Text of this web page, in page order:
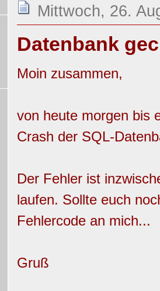
Mittwoch, 26.
Datenbank
Moin zusammen,
von heute morgen bis
Crash der SQL-
Der Fehler ist
laufen. Sollte euch
Fehlercode an mich...
Gruß